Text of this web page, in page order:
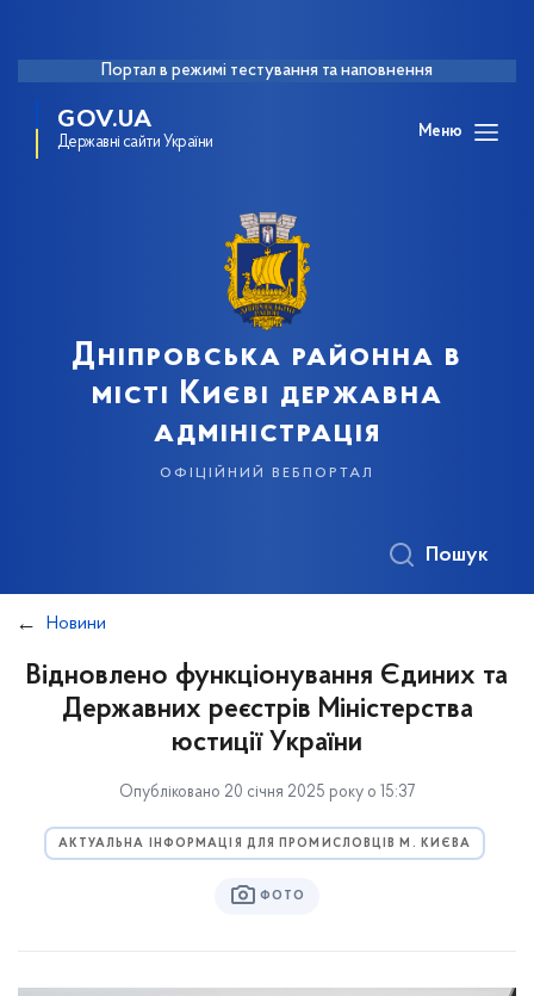
Портал в режимі тестування та наповнення
GOV.UA
Державні сайти України
Меню
Дніпровська районна в
місті Києві державна
адміністрація
офіційний вебпортал
Пошук
Новини
Відновлено функціонування Єдиних та
Державних реєстрів Міністерства
юстиції України
Опубліковано 20 січня 2025 року о 15:37
АКТУАЛЬНА ІНФОРМАЦІЯ ДЛЯ ПРОМИСЛОВЦІВ М. КИЄВА
ФОТО